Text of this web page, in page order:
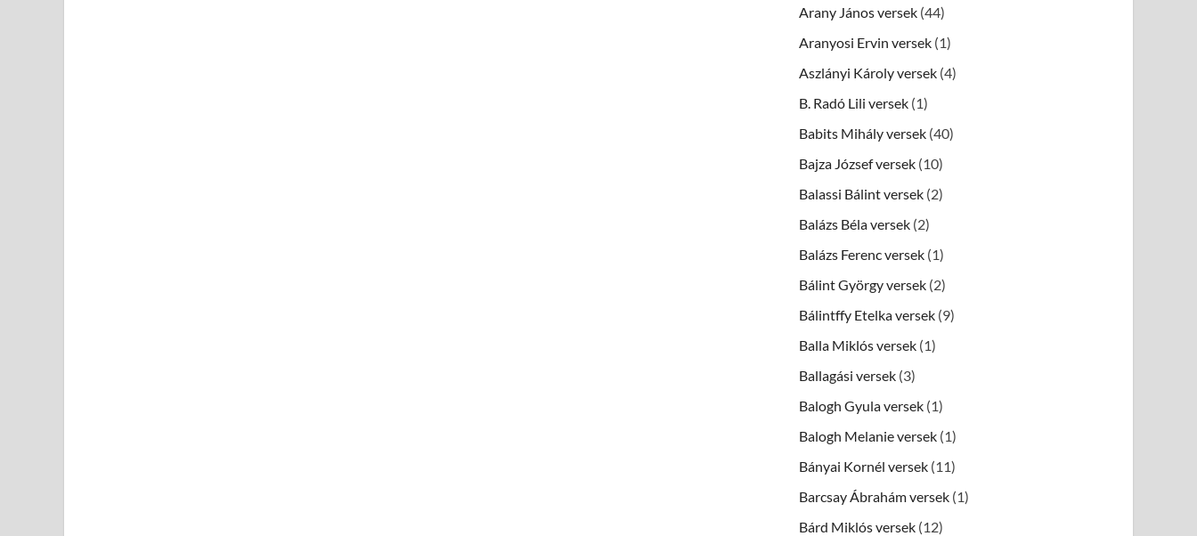
Arany János versek (44)
Aranyosi Ervin versek (1)
Aszlányi Károly versek (4)
B. Radó Lili versek (1)
Babits Mihály versek (40)
Bajza József versek (10)
Balassi Bálint versek (2)
Balázs Béla versek (2)
Balázs Ferenc versek (1)
Bálint György versek (2)
Bálintffy Etelka versek (9)
Balla Miklós versek (1)
Ballagási versek (3)
Balogh Gyula versek (1)
Balogh Melanie versek (1)
Bányai Kornél versek (11)
Barcsay Ábrahám versek (1)
Bárd Miklós versek (12)